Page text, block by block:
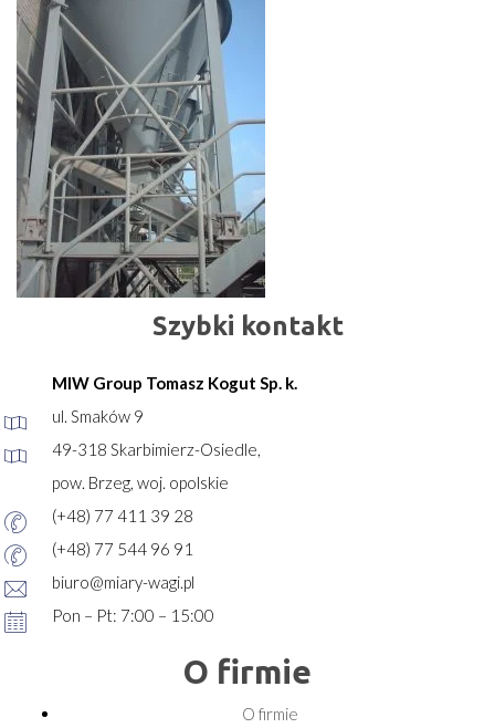
Szybki kontakt
MIW Group Tomasz Kogut Sp. k.
ul. Smaków 9
49-318 Skarbimierz-Osiedle,
pow. Brzeg, woj. opolskie
(+48) 77 411 39 28
(+48) 77 544 96 91
biuro@miary-wagi.pl
Pon – Pt: 7:00 – 15:00
O firmie
O firmie